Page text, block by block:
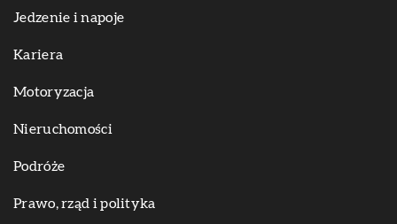
Jedzenie i napoje
Kariera
Motoryzacja
Nieruchomości
Podróże
Prawo, rząd i polityka